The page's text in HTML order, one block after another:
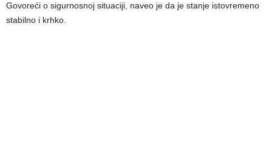
Govoreći o sigurnosnoj situaciji, naveo je da je stanje istovremeno
stabilno i krhko.